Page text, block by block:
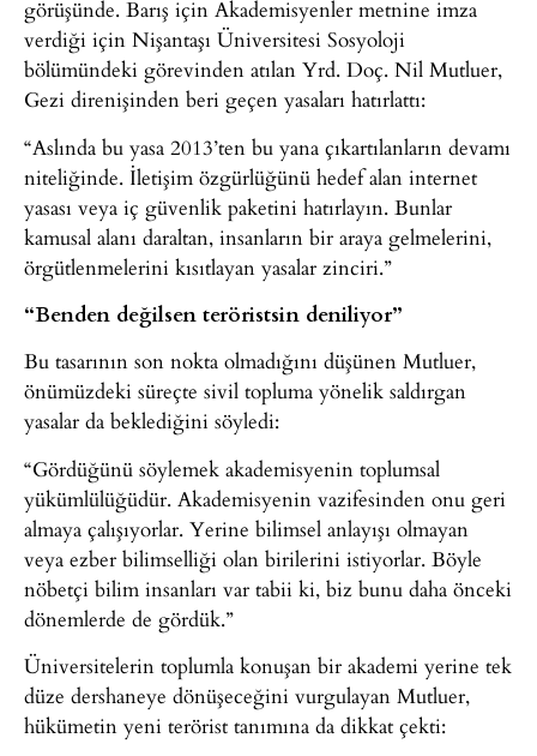
görüşünde. Barış için Akademisyenler metnine imza
verdiği için Nişantaşı Üniversitesi Sosyoloji
bölümündeki görevinden atılan Yrd. Doç. Nil Mutluer,
Gezi direnişinden beri geçen yasaları hatırlattı:
“Aslında bu yasa 2013’ten bu yana çıkartılanların devamı
niteliğinde. İletişim özgürlüğünü hedef alan internet
yasası veya iç güvenlik paketini hatırlayın. Bunlar
kamusal alanı daraltan, insanların bir araya gelmelerini,
örgütlenmelerini kısıtlayan yasalar zinciri.”
“Benden değilsen teröristsin deniliyor”
Bu tasarının son nokta olmadığını düşünen Mutluer,
önümüzdeki süreçte sivil topluma yönelik saldırgan
yasalar da beklediğini söyledi:
“Gördüğünü söylemek akademisyenin toplumsal
yükümlülüğüdür. Akademisyenin vazifesinden onu geri
almaya çalışıyorlar. Yerine bilimsel anlayışı olmayan
veya ezber bilimselliği olan birilerini istiyorlar. Böyle
nöbetçi bilim insanları var tabii ki, biz bunu daha önceki
dönemlerde de gördük.”
Üniversitelerin toplumla konuşan bir akademi yerine tek
düze dershaneye dönüşeceğini vurgulayan Mutluer,
hükümetin yeni terörist tanımına da dikkat çekti: